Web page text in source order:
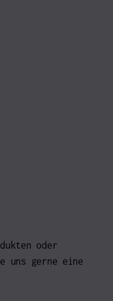
oder
uns gerne eine